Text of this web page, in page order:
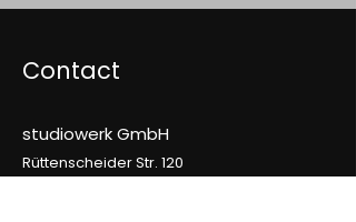
Contact
studiowerk GmbH
Rüttenscheider Str. 120
45131 Essen